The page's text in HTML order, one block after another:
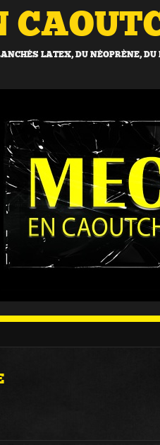
LATEX, DU NÉOPRÈNE, DU